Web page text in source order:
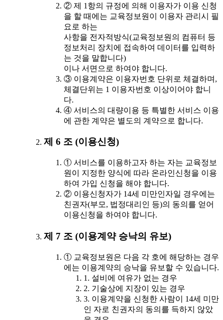
② 제 1항의 규정에 의해 이용자가 이용 신청
을 할 때에는 교육정보원이 이용자 관리시 필
요로 하는
사항을 전자적방식(교육정보원의 컴퓨터 등
정보처리 장치에 접속하여 데이터를 입력하
는 것을 말합니다)
이나 서면으로 하여야 합니다.
③ 이용계약은 이용자번호 단위로 체결하며,
체결단위는 1 이용자번호 이상이어야 합니
다.
④ 서비스의 대량이용 등 특별한 서비스 이용
에 관한 계약은 별도의 계약으로 합니다.
제 6 조 (이용신청)
① 서비스를 이용하고자 하는 자는 교육정보
원이 지정한 양식에 따라 온라인신청을 이용
하여 가입 신청을 해야 합니다.
② 이용신청자가 14세 미만인자일 경우에는
친권자(부모, 법정대리인 등)의 동의를 얻어
이용신청을 하여야 합니다.
제 7 조 (이용계약 승낙의 유보)
① 교육정보원은 다음 각 호에 해당하는 경우
에는 이용계약의 승낙을 유보할 수 있습니다.
1. 설비에 여유가 없는 경우
2. 기술상에 지장이 있는 경우
3. 이용계약을 신청한 사람이 14세 미만
인 자로 친권자의 동의를 득하지 않았